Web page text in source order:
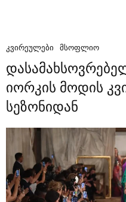
ᲙᲕᲘᲠᲔᲣᲚᲔᲑᲘ ᲛᲡᲝᲤᲚᲘᲝ
იორკის მოდის
სეზონიდან